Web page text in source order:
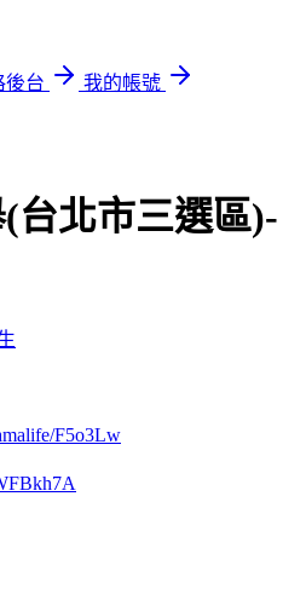
後台
我的帳號
台北市三選區)-
F5o3Lw